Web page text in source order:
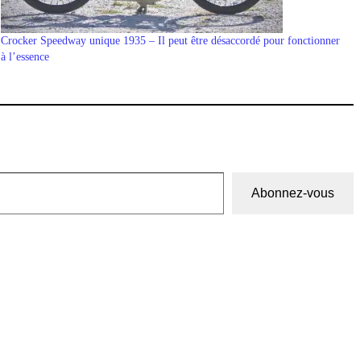
Crocker Speedway unique 1935 – Il peut être désaccordé pour fonctionner
à l’essence
Abonnez-vous